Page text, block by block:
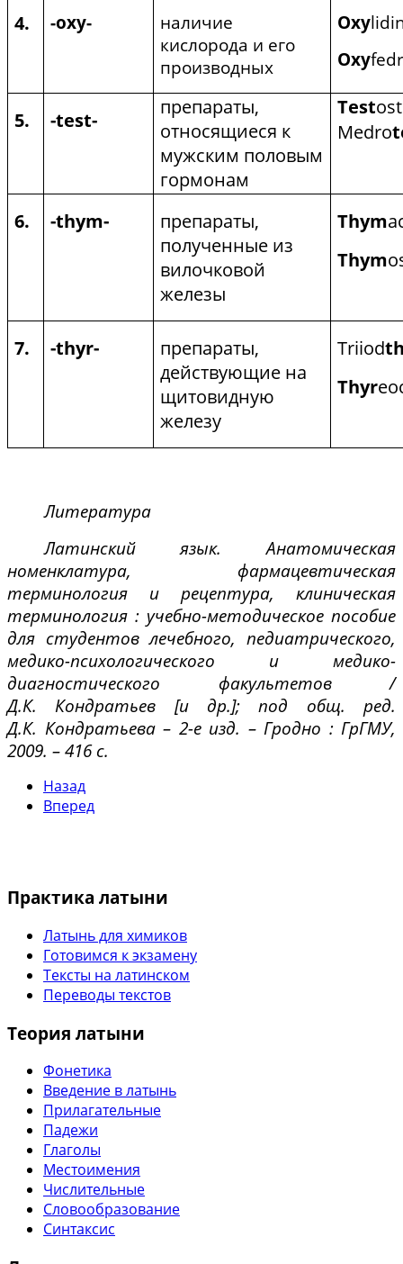
4. -oxy-
наличие
кислорода и его
производных
Oxy
Oxy
5. -test-
препараты,
относящиеся к
мужским половым
гормонам
Test
Medro
6. -thym-
препараты,
полученные из
вилочковой
железы
Thym
Thym
7. -thyr-
препараты,
действующие на
щитовидную
железу
Triiod
Thyr
Литература
Латинский язык. Анатомическая
номенклатура, фармацевтическая
терминология и рецептура, клиническая
терминология : учебно-методическое пособие
для студентов лечебного, педиатрического,
медико-психологического и медико-
диагностического факультетов /
Д.К. Кондратьев [и др.]; под общ. ред.
Д.К. Кондратьева – 2-е изд. – Гродно : ГрГМУ,
2009. – 416 с.
Назад
Вперед
Практика латыни
Латынь для химиков
Готовимся к экзамену
Тексты на латинском
Переводы текстов
Теория латыни
Фонетика
Введение в латынь
Прилагательные
Падежи
Глаголы
Местоимения
Числительные
Словообразование
Синтаксис